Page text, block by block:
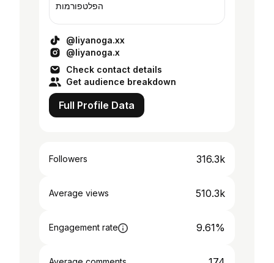
הפלטפורמות
@liyanoga.xx
@liyanoga.x
Check contact details
Get audience breakdown
Full Profile Data
Followers 316.3k
Average views 510.3k
Engagement rate 9.61%